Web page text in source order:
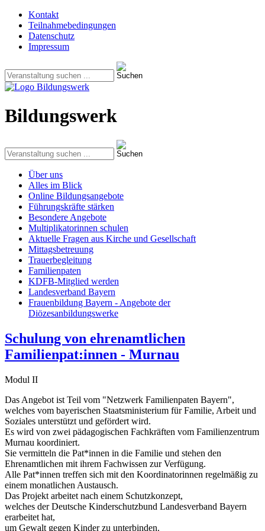
Kontakt
Teilnahmebedingungen
Datenschutz
Impressum
Bildungswerk
Über uns
Alles im Blick
Online Bildungsangebote
Führungskräfte stärken
Besondere Angebote
Multiplikatorinnen schulen
Aktuelle Fragen aus Kirche und Gesellschaft
Mittagsbetreuung
Trauerbegleitung
Familienpaten
KDFB-Mitglied werden
Landesverband Bayern
Frauenbildung Bayern - Angebote der
Diözesanbildungswerke
Schulung von ehrenamtlichen
Familienpat:innen - Murnau
Modul II
Das Angebot ist Teil vom "Netzwerk Familienpaten Bayern",
welches vom bayerischen Staatsministerium für Familie, Arbeit und
Soziales unterstützt und gefördert wird.
Es wird von zwei pädagogischen Fachkräften vom Familienzentrum
Murnau koordiniert.
Sie vermitteln die Pat*innen in die Familie und stehen den
Ehrenamtlichen mit ihrem Fachwissen zur Verfügung.
Alle Pat*innen treffen sich mit den Koordinatorinnen regelmäßig zu
einem monatlichen Austausch.
Das Projekt arbeitet nach einem Schutzkonzept,
welches der Deutsche Kinderschutzbund Landesverband Bayern
erarbeitet hat,
um Gewalt gegen Kinder zu unterbinden.